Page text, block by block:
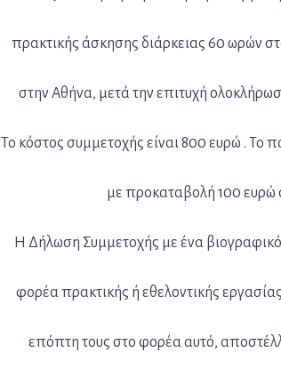
πρακτικής άσκησης διάρκειας 60 ωρών
στην Αθήνα, μετά την επιτυχή
Το κόστος συμμετοχής είναι 800 ευρώ . Το
με προκαταβολή 100 ευρώ
Η Δήλωση Συμμετοχής με ένα
φορέα πρακτικής ή εθελοντικής
επόπτη τους στο φορέα αυτό,